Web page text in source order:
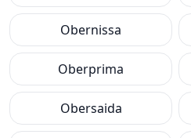
Obernissa
Oberprima
Obersaida